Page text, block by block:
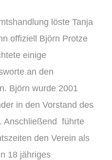
löste Tanja
offiziell Björn Protze
einige
an den
Björn wurde 2001
in den Vorstand des
Anschließend führte
den Verein als
18 jähriges